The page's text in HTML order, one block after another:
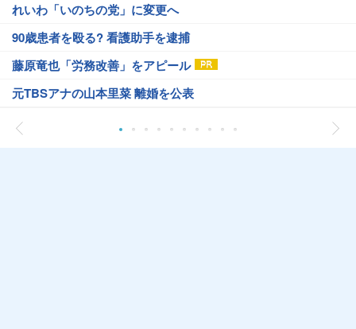
れいわ「いのちの党」に変更へ
90歳患者を殴る? 看護助手を逮捕
藤原竜也「労務改善」をアピール
元TBSアナの山本里菜 離婚を公表